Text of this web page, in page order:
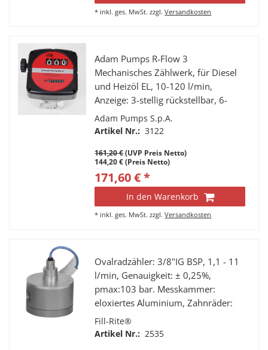
* inkl. ges. MwSt. zzgl.Versandkosten
Adam Pumps R-Flow 3
Mechanisches Zählwerk, für Diesel
und Heizöl EL, 10-120 l/min,
Anzeige: 3-stellig rückstellbar, 6-
stelliger Summenzähler, Anschlüsse:
1” IG, nicht eichfähig.
Adam Pumps S.p.A.
Artikel Nr.: 3122
161,20 €(UVP Preis Netto)
144,20 € (Preis Netto)
171,60 € *
In den Warenkorb
* inkl. ges. MwSt. zzgl.Versandkosten
Ovalradzähler: 3/8"IG BSP, 1,1 - 11
l/min, Genauigkeit: ± 0,25%,
pmax:103 bar. Messkammer:
eloxiertes Aluminium, Zahnräder:
Ryton, Wellen: Edelstahl,
Dichtungen: Teflon, HallEffect
Fill-Rite®
Artikel Nr.: 2535